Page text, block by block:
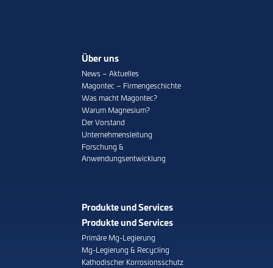
Über uns
News – Aktuelles
Magontec – Firmengeschichte
Was macht Magontec?
Warum Magnesium?
Der Vorstand
Unternehmensleitung
Forschung &
Anwendungsentwicklung
Produkte und Services
Produkte und Services
Primäre Mg-Legierung
Mg-Legierung & Recycling
Kathodischer Korrosionsschutz